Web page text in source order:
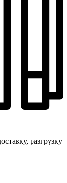
разгрузку